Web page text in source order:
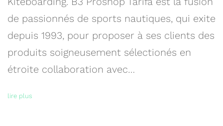
de passionnés de sports nautiques, qui exite
depuis 1993, pour proposer à ses clients des
produits soigneusement sélectionés en
étroite collaboration avec…
lire plus